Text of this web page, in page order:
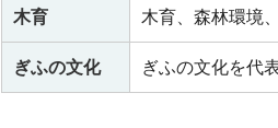
木育 木育、森林環境
ぎふの文化 ぎふの文化を代